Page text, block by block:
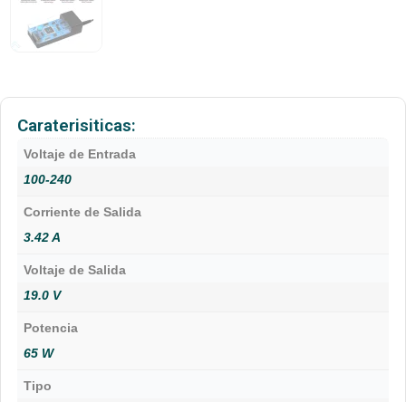
Caraterisiticas:
Voltaje de Entrada
100-240
Corriente de Salida
3.42 A
Voltaje de Salida
19.0 V
Potencia
65 W
Tipo